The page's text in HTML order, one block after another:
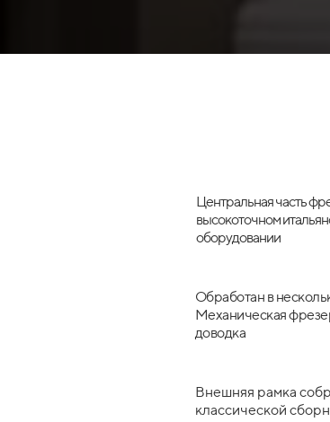
Центральная часть
высокоточном
оборудовании
Обработан в
Механическая
доводка
Внешняя рамка
классической